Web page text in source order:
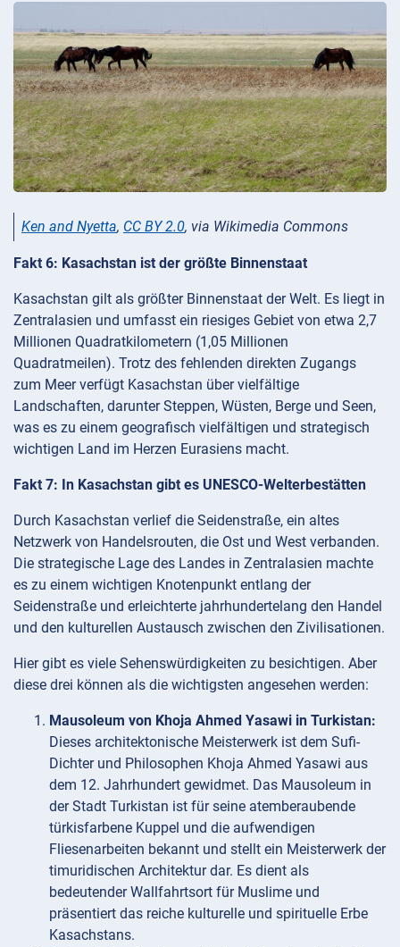
Ken and Nyetta, CC BY 2.0, via Wikimedia Commons
Fakt 6: Kasachstan ist der größte Binnenstaat
Kasachstan gilt als größter Binnenstaat der Welt. Es liegt in
Zentralasien und umfasst ein riesiges Gebiet von etwa 2,7
Millionen Quadratkilometern (1,05 Millionen
Quadratmeilen). Trotz des fehlenden direkten Zugangs
zum Meer verfügt Kasachstan über vielfältige
Landschaften, darunter Steppen, Wüsten, Berge und Seen,
was es zu einem geografisch vielfältigen und strategisch
wichtigen Land im Herzen Eurasiens macht.
Fakt 7: In Kasachstan gibt es UNESCO-Welterbestätten
Durch Kasachstan verlief die Seidenstraße, ein altes
Netzwerk von Handelsrouten, die Ost und West verbanden.
Die strategische Lage des Landes in Zentralasien machte
es zu einem wichtigen Knotenpunkt entlang der
Seidenstraße und erleichterte jahrhundertelang den Handel
und den kulturellen Austausch zwischen den Zivilisationen.
Hier gibt es viele Sehenswürdigkeiten zu besichtigen. Aber
diese drei können als die wichtigsten angesehen werden:
Mausoleum von Khoja Ahmed Yasawi in Turkistan:
Dieses architektonische Meisterwerk ist dem Sufi-
Dichter und Philosophen Khoja Ahmed Yasawi aus
dem 12. Jahrhundert gewidmet. Das Mausoleum in
der Stadt Turkistan ist für seine atemberaubende
türkisfarbene Kuppel und die aufwendigen
Fliesenarbeiten bekannt und stellt ein Meisterwerk der
timuridischen Architektur dar. Es dient als
bedeutender Wallfahrtsort für Muslime und
präsentiert das reiche kulturelle und spirituelle Erbe
Kasachstans.